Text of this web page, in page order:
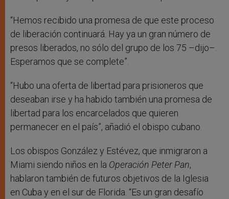
“Hemos recibido una promesa de que este proceso
de liberación continuará. Hay ya un gran número de
presos liberados, no sólo del grupo de los 75 –dijo–.
Esperamos que se complete”.
“Hubo una oferta de libertad para prisioneros que
deseaban irse y ha habido también una promesa de
libertad para los encarcelados que quieren
permanecer en el país”, añadió el obispo cubano.
Los obispos González y Estévez, que inmigraron a
Miami siendo niños en la Operación PeterPan,
hablaron también de futuros objetivos de la Iglesia
en Cuba y en el sur de Florida. “Es un gran desafío